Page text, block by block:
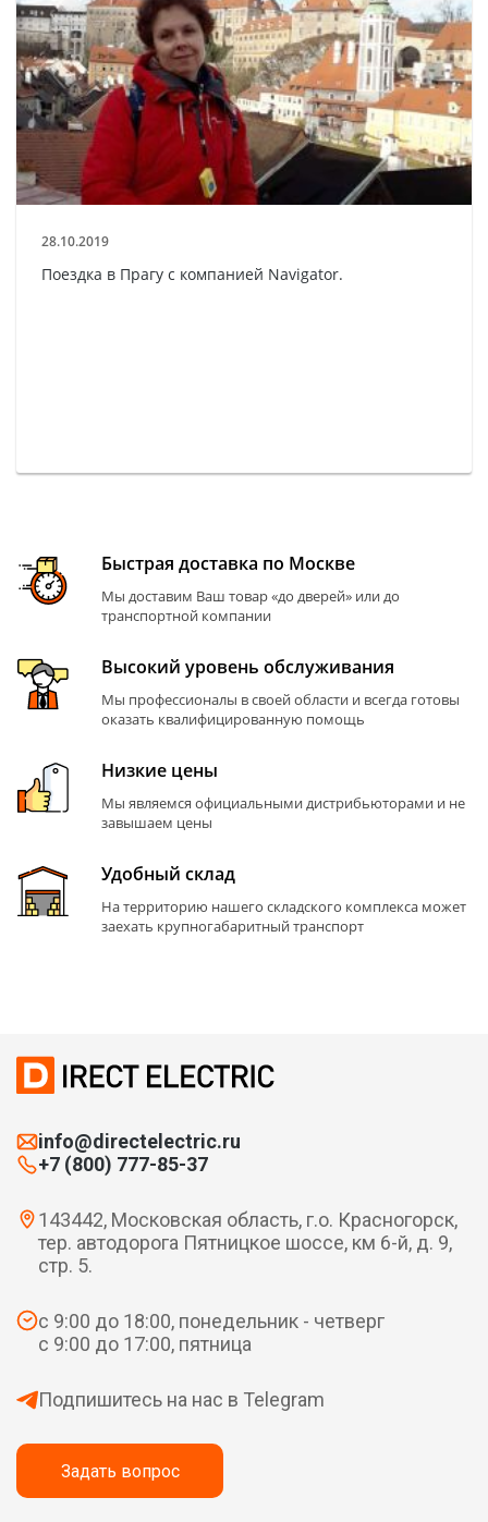
28.10.2019
Поездка в Прагу с компанией Navigator.
Быстрая доставка по Москве
Мы доставим Ваш товар «до дверей» или до
транспортной компании
Высокий уровень обслуживания
Мы профессионалы в своей области и всегда готовы
оказать квалифицированную помощь
Низкие цены
Мы являемся официальными дистрибьюторами и не
завышаем цены
Удобный склад
На территорию нашего складского комплекса может
заехать крупногабаритный транспорт
info@directelectric.ru
+7 (800) 777-85-37
143442, Московская область, г.о. Красногорск,
тер. автодорога Пятницкое шоссе, км 6-й, д. 9,
стр. 5.
с 9:00 до 18:00, понедельник - четверг
с 9:00 до 17:00, пятница
Подпишитесь на нас в Telegram
Задать вопрос